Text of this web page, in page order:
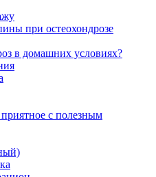
при остеохондрозе
в домашних условиях?
с полезным